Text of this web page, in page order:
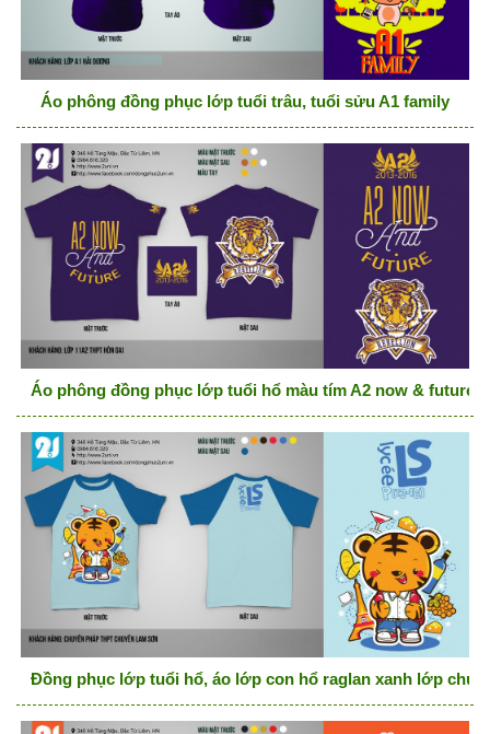
Áo phông đồng phục lớp tuổi trâu, tuổi sửu A1 family
Áo phông đồng phục lớp tuổi hổ màu tím A2 now & future
Đồng phục lớp tuổi hổ, áo lớp con hổ raglan xanh lớp